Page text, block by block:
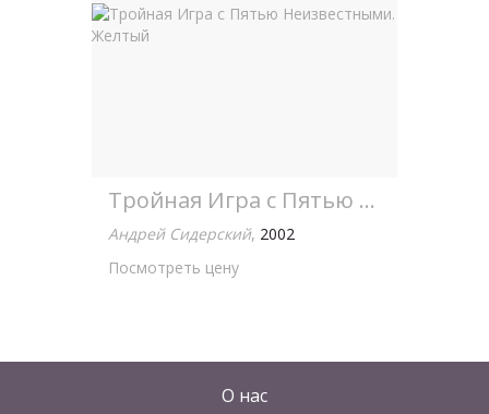
Тройная Игра с Пятью Неизвестными. Желтый
Андрей Сидерский, 2002
Посмотреть цену
О нас